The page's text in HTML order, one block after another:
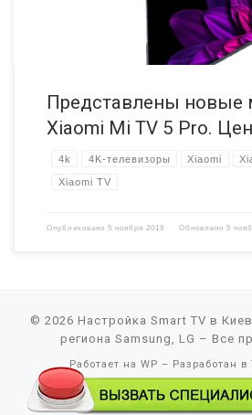
Представлены новые
Xiaomi Mi TV 5 Pro.
4k 4K-телевизоры Xiaomi
Xiaomi TV
Опубликовано 5 ноября 2019 Обновлено 5
© 2026 Настройка Smart TV в
региона Samsung, LG – Все
Работает на WP – Разработан в